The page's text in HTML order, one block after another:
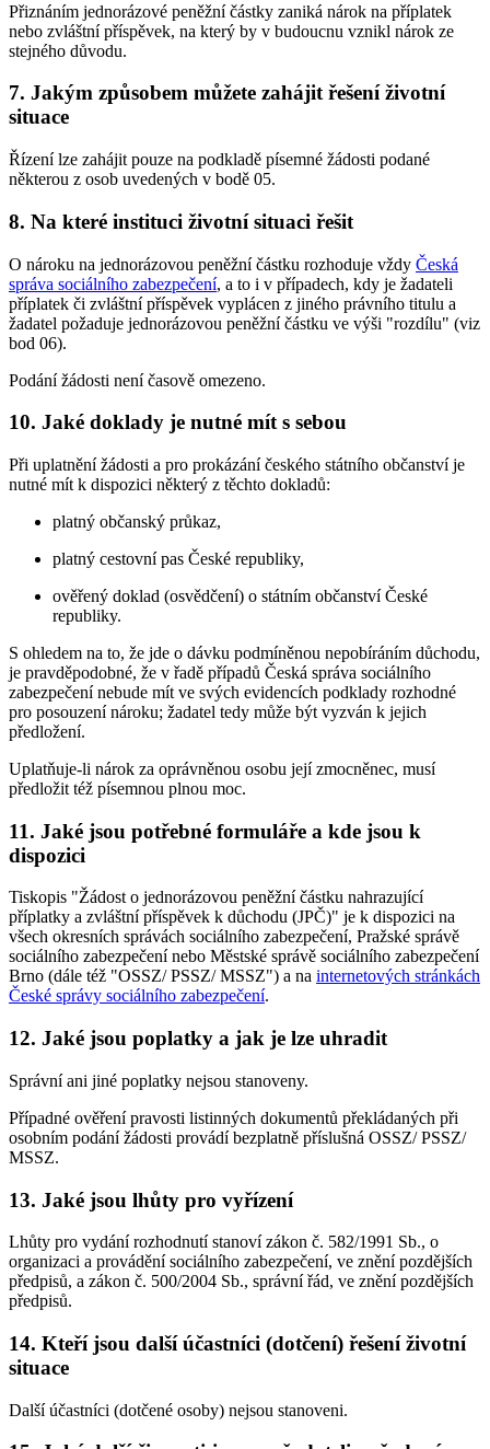
Přiznáním jednorázové peněžní částky zaniká nárok na příplatek
nebo zvláštní příspěvek, na který by v budoucnu vznikl nárok ze
stejného důvodu.
7. Jakým způsobem můžete zahájit řešení životní
situace
Řízení lze zahájit pouze na podkladě písemné žádosti podané
některou z osob uvedených v bodě 05.
8. Na které instituci životní situaci řešit
O nároku na jednorázovou peněžní částku rozhoduje vždy Česká
správa sociálního zabezpečení, a to i v případech, kdy je žadateli
příplatek či zvláštní příspěvek vyplácen z jiného právního titulu a
žadatel požaduje jednorázovou peněžní částku ve výši "rozdílu" (viz
bod 06).
Podání žádosti není časově omezeno.
10. Jaké doklady je nutné mít s sebou
Při uplatnění žádosti a pro prokázání českého státního občanství je
nutné mít k dispozici některý z těchto dokladů:
platný občanský průkaz,
platný cestovní pas České republiky,
ověřený doklad (osvědčení) o státním občanství České
republiky.
S ohledem na to, že jde o dávku podmíněnou nepobíráním důchodu,
je pravděpodobné, že v řadě případů Česká správa sociálního
zabezpečení nebude mít ve svých evidencích podklady rozhodné
pro posouzení nároku; žadatel tedy může být vyzván k jejich
předložení.
Uplatňuje-li nárok za oprávněnou osobu její zmocněnec, musí
předložit též písemnou plnou moc.
11. Jaké jsou potřebné formuláře a kde jsou k
dispozici
Tiskopis "Žádost o jednorázovou peněžní částku nahrazující
příplatky a zvláštní příspěvek k důchodu (JPČ)" je k dispozici na
všech okresních správách sociálního zabezpečení, Pražské správě
sociálního zabezpečení nebo Městské správě sociálního zabezpečení
Brno (dále též "OSSZ/ PSSZ/ MSSZ") a na internetových stránkách
České správy sociálního zabezpečení.
12. Jaké jsou poplatky a jak je lze uhradit
Správní ani jiné poplatky nejsou stanoveny.
Případné ověření pravosti listinných dokumentů překládaných při
osobním podání žádosti provádí bezplatně příslušná OSSZ/ PSSZ/
MSSZ.
13. Jaké jsou lhůty pro vyřízení
Lhůty pro vydání rozhodnutí stanoví zákon č. 582/1991 Sb., o
organizaci a provádění sociálního zabezpečení, ve znění pozdějších
předpisů, a zákon č. 500/2004 Sb., správní řád, ve znění pozdějších
předpisů.
14. Kteří jsou další účastníci (dotčení) řešení životní
situace
Další účastníci (dotčené osoby) nejsou stanoveni.